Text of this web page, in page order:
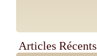
Articles Récents